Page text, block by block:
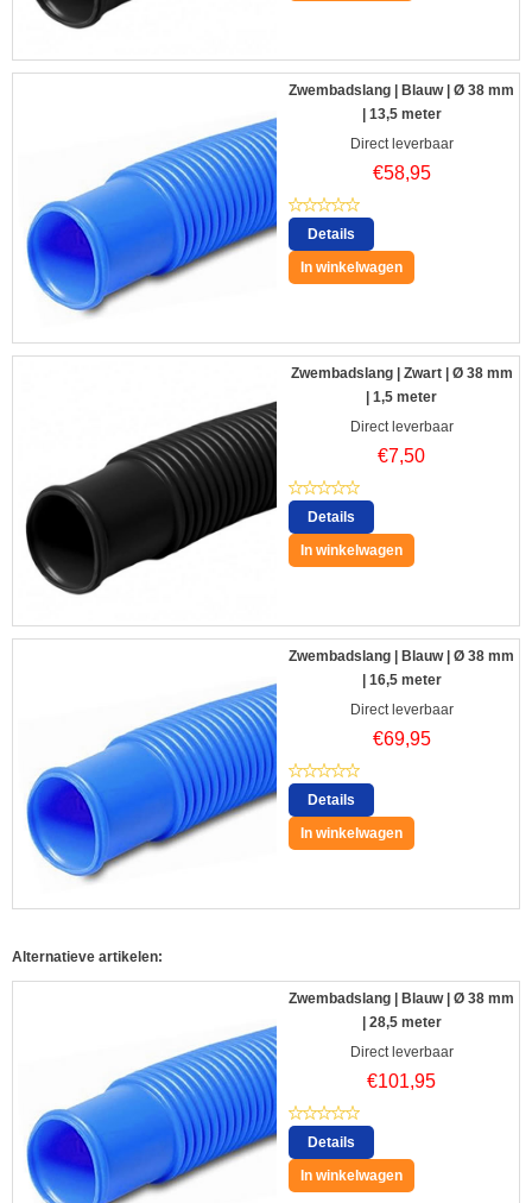
Zwembadslang | Blauw | Ø 38 mm
| 13,5 meter
Direct leverbaar
€58,95
Details
In winkelwagen
Zwembadslang | Zwart | Ø 38 mm
| 1,5 meter
Direct leverbaar
€7,50
Details
In winkelwagen
Zwembadslang | Blauw | Ø 38 mm
| 16,5 meter
Direct leverbaar
€69,95
Details
In winkelwagen
Alternatieve artikelen:
Zwembadslang | Blauw | Ø 38 mm
| 28,5 meter
Direct leverbaar
€101,95
Details
In winkelwagen